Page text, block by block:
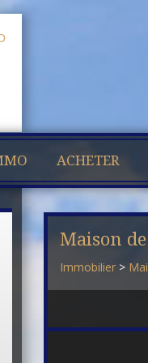
ACHETER
Maison
Immobilier >